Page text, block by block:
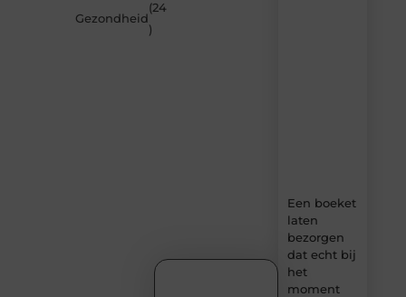
Gezondheid
(24
)
Een boeket
laten
bezorgen
dat echt bij
het
moment